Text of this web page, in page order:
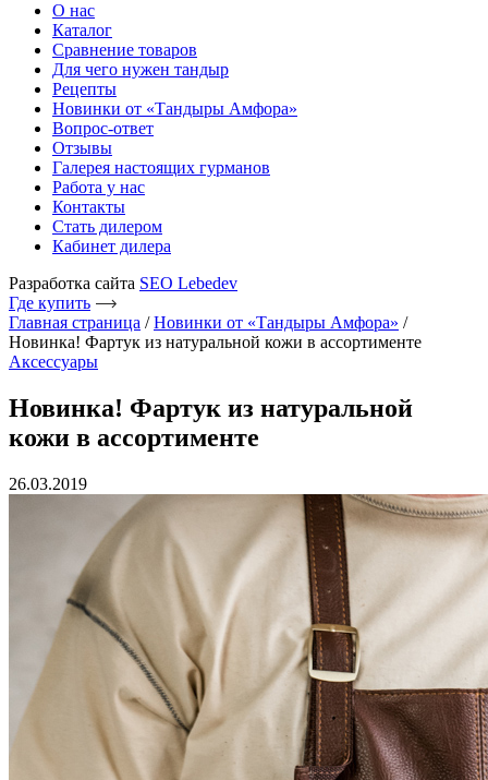
О нас
Каталог
Сравнение товаров
Для чего нужен тандыр
Рецепты
Новинки от «Тандыры Амфора»
Вопрос-ответ
Отзывы
Галерея настоящих гурманов
Работа у нас
Контакты
Стать дилером
Кабинет дилера
Разработка сайта SEO Lebedev
Где купить
Главная страница /Новинки от «Тандыры Амфора» /
Новинка! Фартук из натуральной кожи в ассортименте
Аксессуары
Новинка! Фартук из натуральной
кожи в ассортименте
26.03.2019